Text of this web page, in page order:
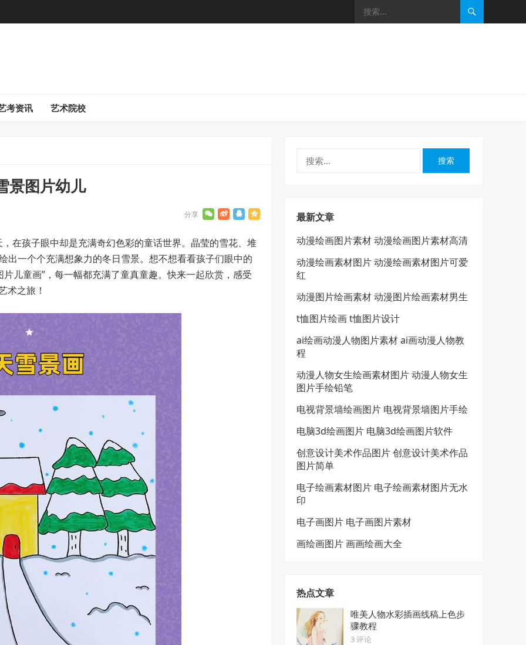
考资讯 艺术院校
景图片幼儿
在孩子眼中却是充满奇幻色彩的童话世界。晶莹的雪花、堆
一个个充满想象力的冬日雪景。想不想看看孩子们眼中的
儿童画”，每一幅都充满了童真童趣。快来一起欣赏，感受
术之旅！
最新文章
动漫绘画图片素材 动漫绘画图片素材高清
动漫绘画素材图片 动漫绘画素材图片可爱
红
动漫图片绘画素材 动漫图片绘画素材男生
t恤图片绘画 t恤图片设计
ai绘画动漫人物图片素材 ai画动漫人物教
程
动漫人物女生绘画素材图片 动漫人物女生
图片手绘铅笔
电视背景墙绘画图片 电视背景墙图片手绘
电脑3d绘画图片 电脑3d绘画图片软件
创意设计美术作品图片 创意设计美术作品
图片简单
电子绘画素材图片 电子绘画素材图片无水
印
电子画图片 电子画图片素材
画绘画图片 画画绘画大全
热点文章
唯美人物水彩插画线稿上色步
骤教程
3 评论